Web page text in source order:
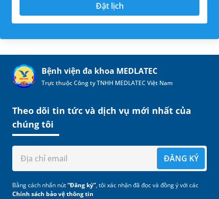
Đặt lịch
Bệnh viện đa khoa MEDLATEC
Trực thuộc Công ty TNHH MEDLATEC Việt Nam
Theo dõi tin tức và dịch vụ mới nhất của
chúng tôi
ĐĂNG KÝ
Bằng cách nhấn nút“Đăng ký”, tôi xác nhận đã đọc và đồng ý với các
Chính sách bảo vệ thông tin